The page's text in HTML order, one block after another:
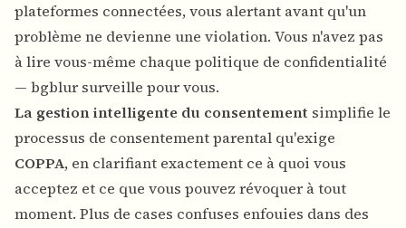
plateformes connectées, vous alertant avant qu'un
problème ne devienne une violation. Vous n'avez pas
à lire vous-même chaque politique de confidentialité
— bgblur surveille pour vous.
La gestion intelligente du consentement simplifie le
processus de consentement parental qu'exige
COPPA, en clarifiant exactement ce à quoi vous
acceptez et ce que vous pouvez révoquer à tout
moment. Plus de cases confuses enfouies dans des